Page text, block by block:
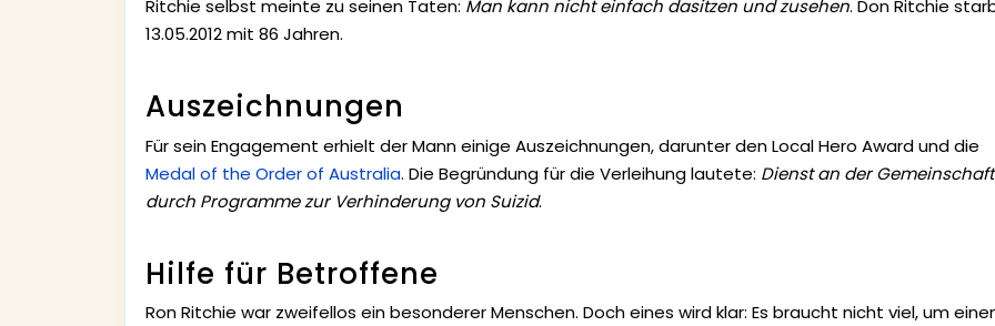
Ritchie selbst meinte zu seinen Taten: Man kann nicht einfach dasitzen und zusehen. Don Ritchie
13.05.2012 mit 86 Jahren.
Auszeichnungen
Für sein Engagement erhielt der Mann einige Auszeichnungen, darunter den Local Hero Award und die
Medal of the Order of Australia. Die Begründung für die Verleihung lautete: Dienst an der Gemeinschaft
durch Programme zur Verhinderung von Suizid.
Hilfe für Betroffene
Ron Ritchie war zweifellos ein besonderer Menschen. Doch eines wird klar: Es braucht nicht viel, um